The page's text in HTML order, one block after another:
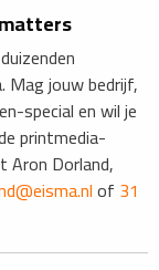
Mag jouw bedrijf,
special en wil je
printmedia-
Aron Dorland,
of 31